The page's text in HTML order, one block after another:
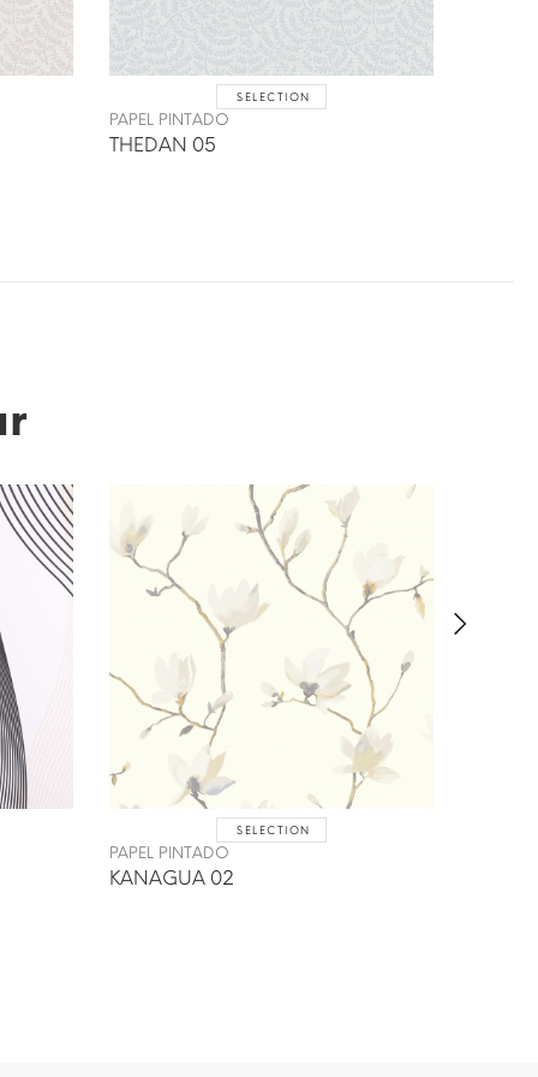
SELECTION
PAPEL PINTADO
THEDAN 05
SELECTION
PAPEL PINTADO
KANAGUA 02